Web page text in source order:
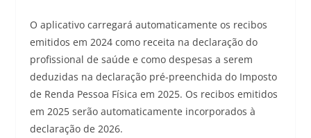
O aplicativo carregará automaticamente os recibos
emitidos em 2024 como receita na declaração do
profissional de saúde e como despesas a serem
deduzidas na declaração pré-preenchida do Imposto
de Renda Pessoa Física em 2025. Os recibos emitidos
em 2025 serão automaticamente incorporados à
declaração de 2026.